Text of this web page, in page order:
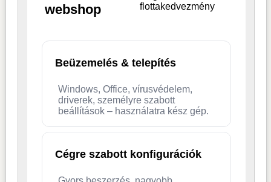
webshop
flottakedvezmény
Beüzemelés & telepítés
Windows, Office, vírusvédelem,
driverek, személyre szabott
beállítások – használatra kész gép.
Cégre szabott konfigurációk